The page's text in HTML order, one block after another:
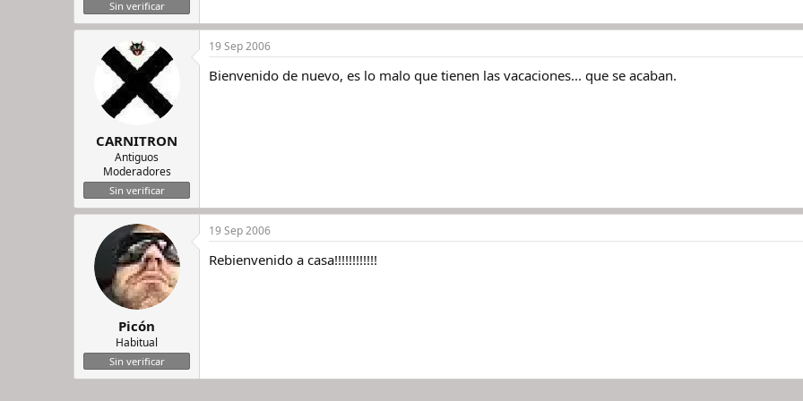
Sin verificar
CARNITRON
Antiguos
Moderadores
Sin verificar
19 Sep 2006
Bienvenido de nuevo, es lo malo que tienen las vacaciones... que se acaban.
Picón
Habitual
Sin verificar
19 Sep 2006
Rebienvenido a casa!!!!!!!!!!!!